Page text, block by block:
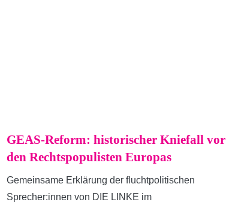
GEAS-Reform: historischer Kniefall vor
den Rechtspopulisten Europas
Gemeinsame Erklärung der fluchtpolitischen
Sprecher:innen von DIE LINKE im